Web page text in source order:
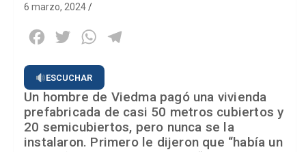
6 marzo, 2024
Facebook
Twitter WhatsApp
ESCUCHAR
Un hombre de Viedma pagó una vivienda
prefabricada de casi 50 metros cubiertos y
20 semicubiertos, pero nunca se la
instalaron. Primero le dijeron que “había un